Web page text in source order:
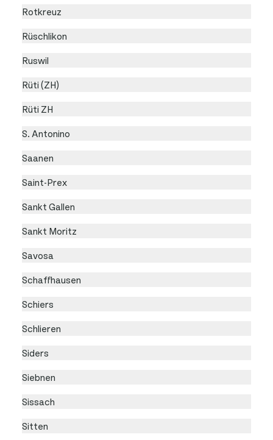
Rotkreuz
Rüschlikon
Ruswil
Rüti (ZH)
Rüti ZH
S. Antonino
Saanen
Saint-Prex
Sankt Gallen
Sankt Moritz
Savosa
Schaffhausen
Schiers
Schlieren
Siders
Siebnen
Sissach
Sitten